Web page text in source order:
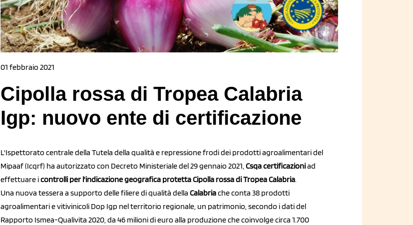
01 febbraio 2021
Cipolla rossa di Tropea Calabria
Igp: nuovo ente di certificazione
L'Ispettorato centrale della Tutela della qualità e repressione frodi dei prodotti agroalimentari del
Mipaaf (Icqrf) ha autorizzato con Decreto Ministeriale del 29 gennaio 2021, Csqa certificazioniad
effettuare icontrolli per l'indicazione geografica protetta Cipolla rossa di Tropea Calabria.
Una nuova tessera a supporto delle filiere di qualità della Calabriache conta 38 prodotti
agroalimentari e vitivinicoli Dop Igp nel territorio regionale, un patrimonio, secondo i dati del
Rapporto Ismea-Qualivita 2020, da 46 milioni di euro alla produzione che coinvolge circa 1.700